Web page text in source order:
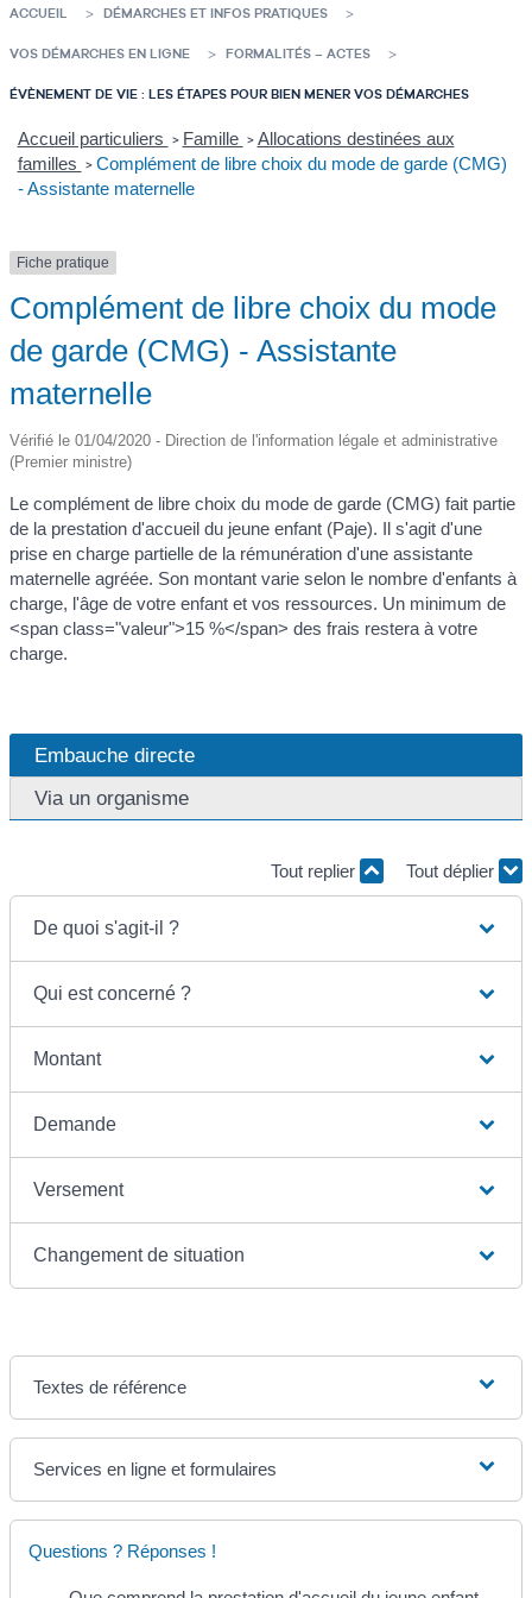
ACCUEIL DÉMARCHES ET INFOS PRATIQUES
VOS DÉMARCHES EN LIGNE FORMALITÉS – ACTES
ÉVÈNEMENT DE VIE : LES ÉTAPES POUR BIEN MENER VOS DÉMARCHES
Accueil particuliers > Famille > Allocations destinées aux
familles > Complément de libre choix du mode de garde (CMG)
- Assistante maternelle
Fiche pratique
Complément de libre choix du mode
de garde (CMG) - Assistante
maternelle
Vérifié le 01/04/2020 - Direction de l'information légale et administrative
(Premier ministre)
Le complément de libre choix du mode de garde (CMG) fait partie
de la prestation d'accueil du jeune enfant (Paje). Il s'agit d'une
prise en charge partielle de la rémunération d'une assistante
maternelle agréée. Son montant varie selon le nombre d'enfants à
charge, l'âge de votre enfant et vos ressources. Un minimum de
<span class="valeur">15 %</span> des frais restera à votre
charge.
Embauche directe
Via un organisme
Tout replier Tout déplier
De quoi s'agit-il ?
Qui est concerné ?
Montant
Demande
Versement
Changement de situation
Textes de référence
Services en ligne et formulaires
Questions ? Réponses !